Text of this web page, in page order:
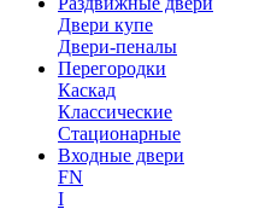
Двери купе
Двери-пеналы
Перегородки
Каскад
Классические
Стационарные
Входные двери
FN
I